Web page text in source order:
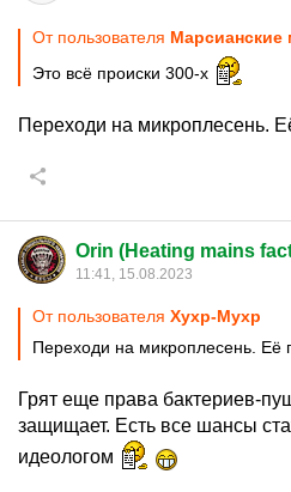
От пользователя Марсианские
Это всё происки 300-х
Переходи на микроплесень.
Orin (Heating mains
11:41, 15.08.2023
От пользователя Хухр-Мухр
Переходи на микроплесень. Её
Грят еще права бактериев-
защищает. Есть все шансы
идеологом